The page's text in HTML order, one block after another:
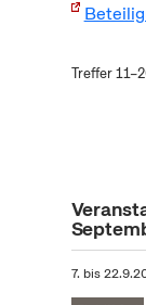
Treffer
7. bis